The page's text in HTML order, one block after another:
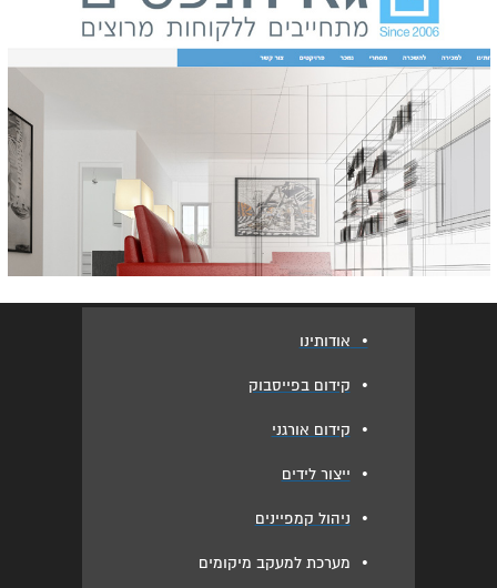
• אודותינו
• קידום בפייסבוק
• קידום אורגני
• ייצור לידים
• ניהול קמפיינים
• מערכת למעקב מיקומים